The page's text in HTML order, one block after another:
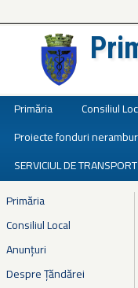
Primăria Consiliul
Proiecte fonduri
SERVICIUL DE
Primăria
Consiliul Local
Anunțuri
Despre Țăndărei